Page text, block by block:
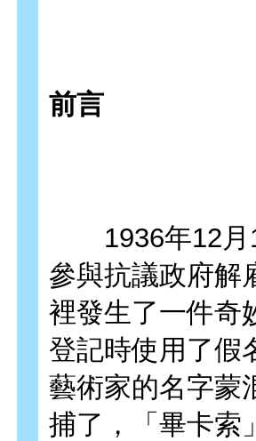
前言
1936年12月1
參與抗議政府解
裡發生了一件奇
登記時使用了假
藝術家的名字蒙
捕了，「畢卡索